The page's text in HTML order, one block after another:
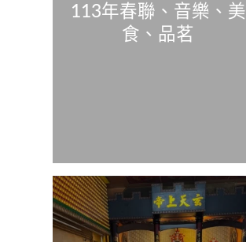
113年春聯、音樂、美
食、品茗